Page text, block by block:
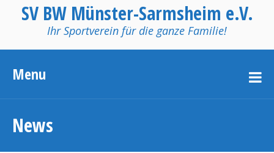
SV BW Münster-Sarmsheim e.V.
Ihr Sportverein für die ganze Familie!
Menu
News